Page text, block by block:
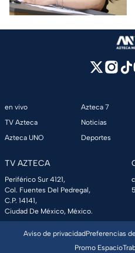
en vivo
TV Azteca
Azteca UNO
Azteca 7
Noticias
Deportes
TV AZTECA
Periférico Sur 4121,
Col. Fuentes Del Pedregal,
C.P. 14141,
Ciudad De México, México.
Aviso de privacidadPreferencias
Promo Espacio